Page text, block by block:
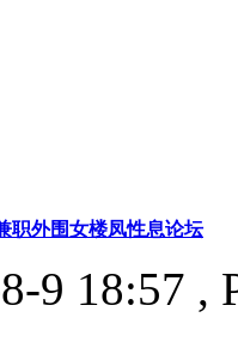
职外围女楼凤性息论坛
9 18:57 ,